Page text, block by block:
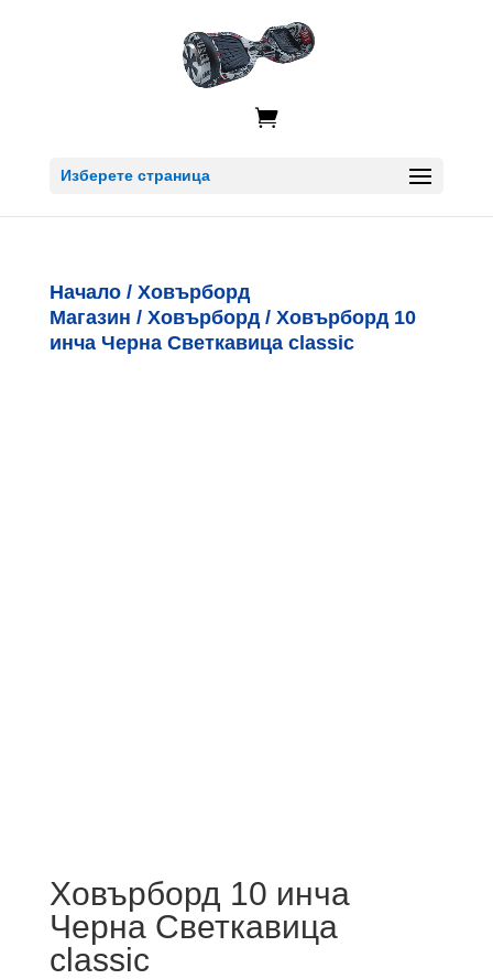

Изберете страница
Начало/ Ховърборд
Магазин / Ховърборд/ Ховърборд 10
инча Черна Светкавица classic
Ховърборд 10 инча
Черна Светкавица
classic